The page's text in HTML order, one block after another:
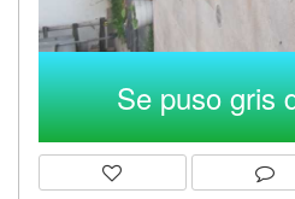
Se puso gris